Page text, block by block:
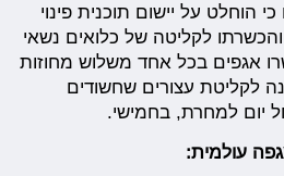
הוחלט על יישום תוכנית פינוי
לקליטה של כלואים נשאי
אגפים בכל אחד משלוש מחוזות
לקליטת עצורים שחשודים
יום למחרת, בחמישי.
עולמית: